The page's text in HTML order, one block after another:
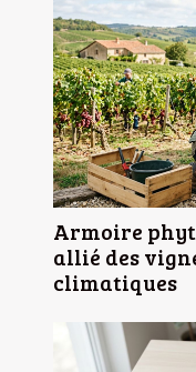
Armoire
allié des
climatiques